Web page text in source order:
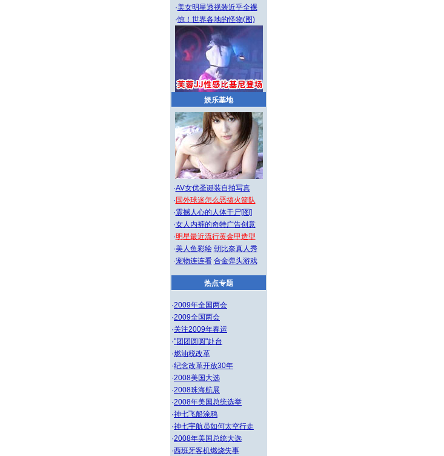
·美女明星透视装近乎全裸
·惊！世界各地的怪物(图)
娱乐基地
·AV女优圣诞装自拍写真
· 国外球迷怎么恶搞火箭队
·震撼人心的人体干尸[图]
·女人内裤的奇特广告创意
·明星最近流行黄金甲造型
·美人鱼彩绘 朝比奈真人秀
·宠物连连看 合金弹头游戏
热点专题
·2009年全国两会
·2009全国两会
·关注2009年春运
·"团团圆圆"赴台
·燃油税改革
·纪念改革开放30年
·2008美国大选
·2008珠海航展
·2008年美国总统选举
·神七飞船涂鸦
·神七宇航员如何太空行走
·2008年美国总统大选
·西班牙客机燃烧失事